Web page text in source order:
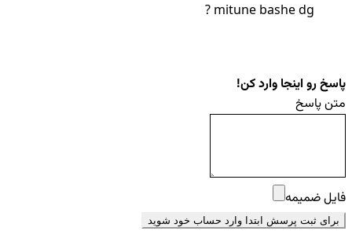
mitune bashe dg ?
پاسخ رو اینجا وارد کن!
متن پاسخ
فایل ضمیمه
برای ثبت پرسش ابتدا وارد حساب خود شوید